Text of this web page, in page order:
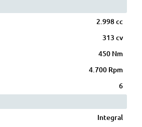
2.998 cc
313 cv
450 Nm
4.700 Rpm
6
Integral